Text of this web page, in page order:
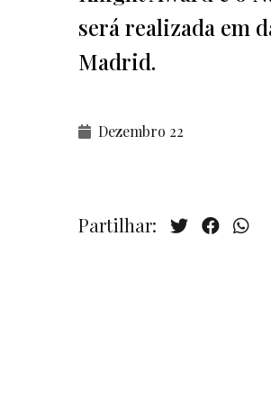
será realizada em
Madrid.
Dezembro 22
Partilhar: